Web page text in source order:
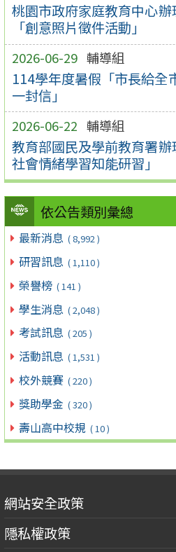
桃園市政府家庭教育中心
「創意照片徵件活動」
2026-06-29 輔導組
114學年度暑假「市長給全
一封信」
2026-06-22 輔導組
教育部國民及學前教育署
社會情緒學習知能研習」
依公告類別彙總
最新消息 ( 8,992 )
研習訊息 ( 1,110 )
榮譽榜 ( 141 )
學生消息 ( 2,048 )
考試訊息 ( 205 )
活動訊息 ( 1,531 )
校外競賽 ( 220 )
獎助學金 ( 320 )
壽山高中校規 ( 10 )
網站安全政策
隱私權政策